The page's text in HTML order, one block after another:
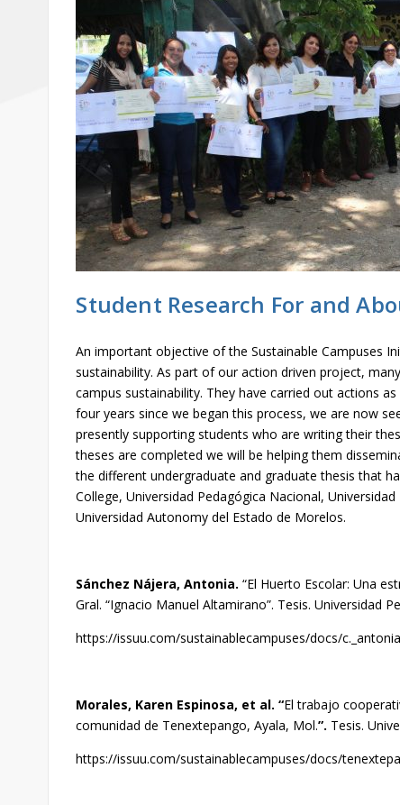
Student Research For and
An important objective of the Sustainable Campuses
sustainability. As part of our action driven project,
campus sustainability. They have carried out actions
four years since we began this process, we are now
presently supporting students who are writing their
theses are completed we will be helping them
the different undergraduate and graduate thesis that
College, Universidad Pedagógica Nacional,
Universidad Autonomy del Estado de Morelos.
Sánchez Nájera,Antonia. “El Huerto Escolar: Una
Gral. “Ignacio Manuel Altamirano”. Tesis. Universidad
https://issuu.com/sustainablecampuses/docs/
Morales, Karen Espinosa, et al. “El trabajo
comunidad de Tenextepango, Ayala, Mol.”. Tesis.
https://issuu.com/sustainablecampuses/docs/